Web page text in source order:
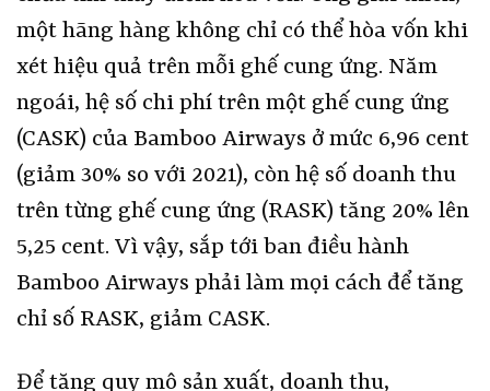
một hãng hàng không chỉ có thể hòa vốn khi
xét hiệu quả trên mỗi ghế cung ứng. Năm
ngoái, hệ số chi phí trên một ghế cung ứng
(CASK) của Bamboo Airways ở mức 6,96 cent
(giảm 30% so với 2021), còn hệ số doanh thu
trên từng ghế cung ứng (RASK) tăng 20% lên
5,25 cent. Vì vậy, sắp tới ban điều hành
Bamboo Airways phải làm mọi cách để tăng
chỉ số RASK, giảm CASK.
Để tăng quy mô sản xuất, doanh thu,